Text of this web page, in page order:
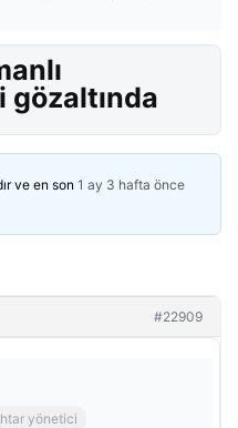
gözaltında
ve en son 1 ay 3 hafta önce
#22909
yönetici